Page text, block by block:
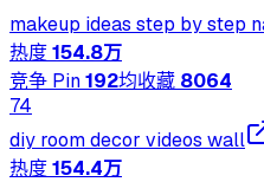
makeup ideas step by step
热度154.8万
竞争 Pin192均收藏 8064
74
diy room decor videos wall
热度154.4万